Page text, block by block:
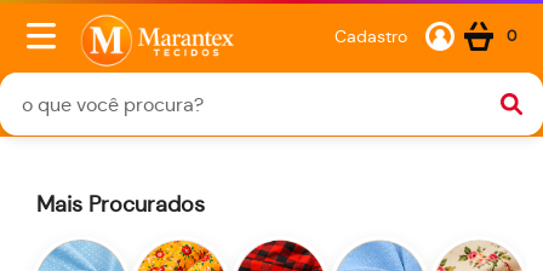
Cadastro 0
Mais Procurados